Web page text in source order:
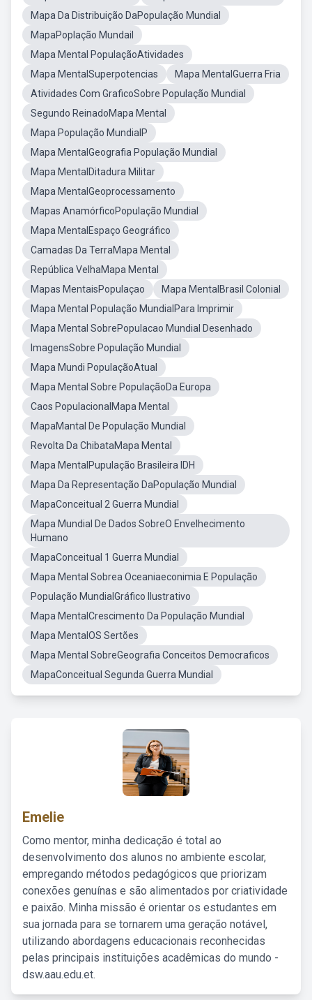
Mapa Da Distribuição DaPopulação Mundial
MapaPoplação Mundail
Mapa Mental PopulaçãoAtividades
Mapa MentalSuperpotencias
Mapa MentalGuerra Fria
Atividades Com GraficoSobre População Mundial
Segundo ReinadoMapa Mental
Mapa População MundialP
Mapa MentalGeografia População Mundial
Mapa MentalDitadura Militar
Mapa MentalGeoprocessamento
Mapas AnamórficoPopulação Mundial
Mapa MentalEspaço Geográfico
Camadas Da TerraMapa Mental
República VelhaMapa Mental
Mapas MentaisPopulaçao
Mapa MentalBrasil Colonial
Mapa Mental População MundialPara Imprimir
Mapa Mental SobrePopulacao Mundial Desenhado
ImagensSobre População Mundial
Mapa Mundi PopulaçãoAtual
Mapa Mental Sobre PopulaçãoDa Europa
Caos PopulacionalMapa Mental
MapaMantal De População Mundial
Revolta Da ChibataMapa Mental
Mapa MentalPupulação Brasileira IDH
Mapa Da Representação DaPopulação Mundial
MapaConceitual 2 Guerra Mundial
Mapa Mundial De Dados SobreO Envelhecimento
Humano
MapaConceitual 1 Guerra Mundial
Mapa Mental Sobrea Oceaniaeconimia E População
População MundialGráfico Ilustrativo
Mapa MentalCrescimento Da População Mundial
Mapa MentalOS Sertões
Mapa Mental SobreGeografia Conceitos Democraficos
MapaConceitual Segunda Guerra Mundial
Emelie
Como mentor, minha dedicação é total ao
desenvolvimento dos alunos no ambiente escolar,
empregando métodos pedagógicos que priorizam
conexões genuínas e são alimentados por criatividade
e paixão. Minha missão é orientar os estudantes em
sua jornada para se tornarem uma geração notável,
utilizando abordagens educacionais reconhecidas
pelas principais instituições acadêmicas do mundo -
dsw.aau.edu.et.